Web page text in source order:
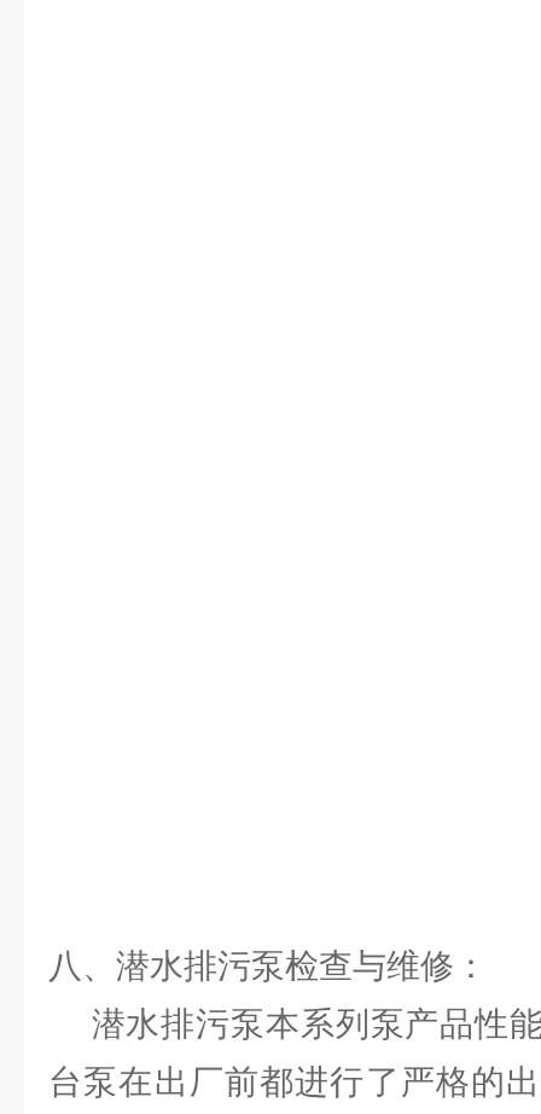
八、潜水排污泵检查与维修：
潜水排污泵本系列泵产品性
台泵在出厂前都进行了严格的